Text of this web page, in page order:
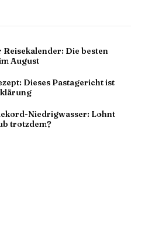
Die besten
August
Dieses Pastagericht ist
Niedrigwasser: Lohnt
trotzdem?